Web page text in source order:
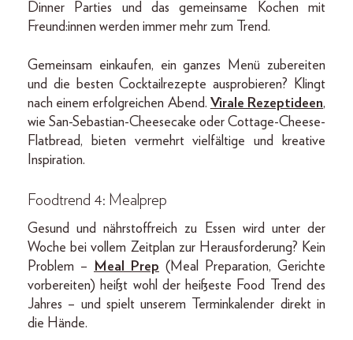
Dinner Parties und das gemeinsame Kochen mit
Freund:innen werden immer mehr zum Trend.
Gemeinsam einkaufen, ein ganzes Menü zubereiten
und die besten Cocktailrezepte ausprobieren? Klingt
nach einem erfolgreichen Abend. Virale Rezeptideen,
wie San-Sebastian-Cheesecake oder Cottage-Cheese-
Flatbread, bieten vermehrt vielfältige und kreative
Inspiration.
Foodtrend 4: Mealprep
Gesund und nährstoffreich zu Essen wird unter der
Woche bei vollem Zeitplan zur Herausforderung? Kein
Problem –
Meal Prep (Meal Preparation, Gerichte
vorbereiten) heißt wohl der heißeste Food Trend des
Jahres – und spielt unserem Terminkalender direkt in
die Hände.